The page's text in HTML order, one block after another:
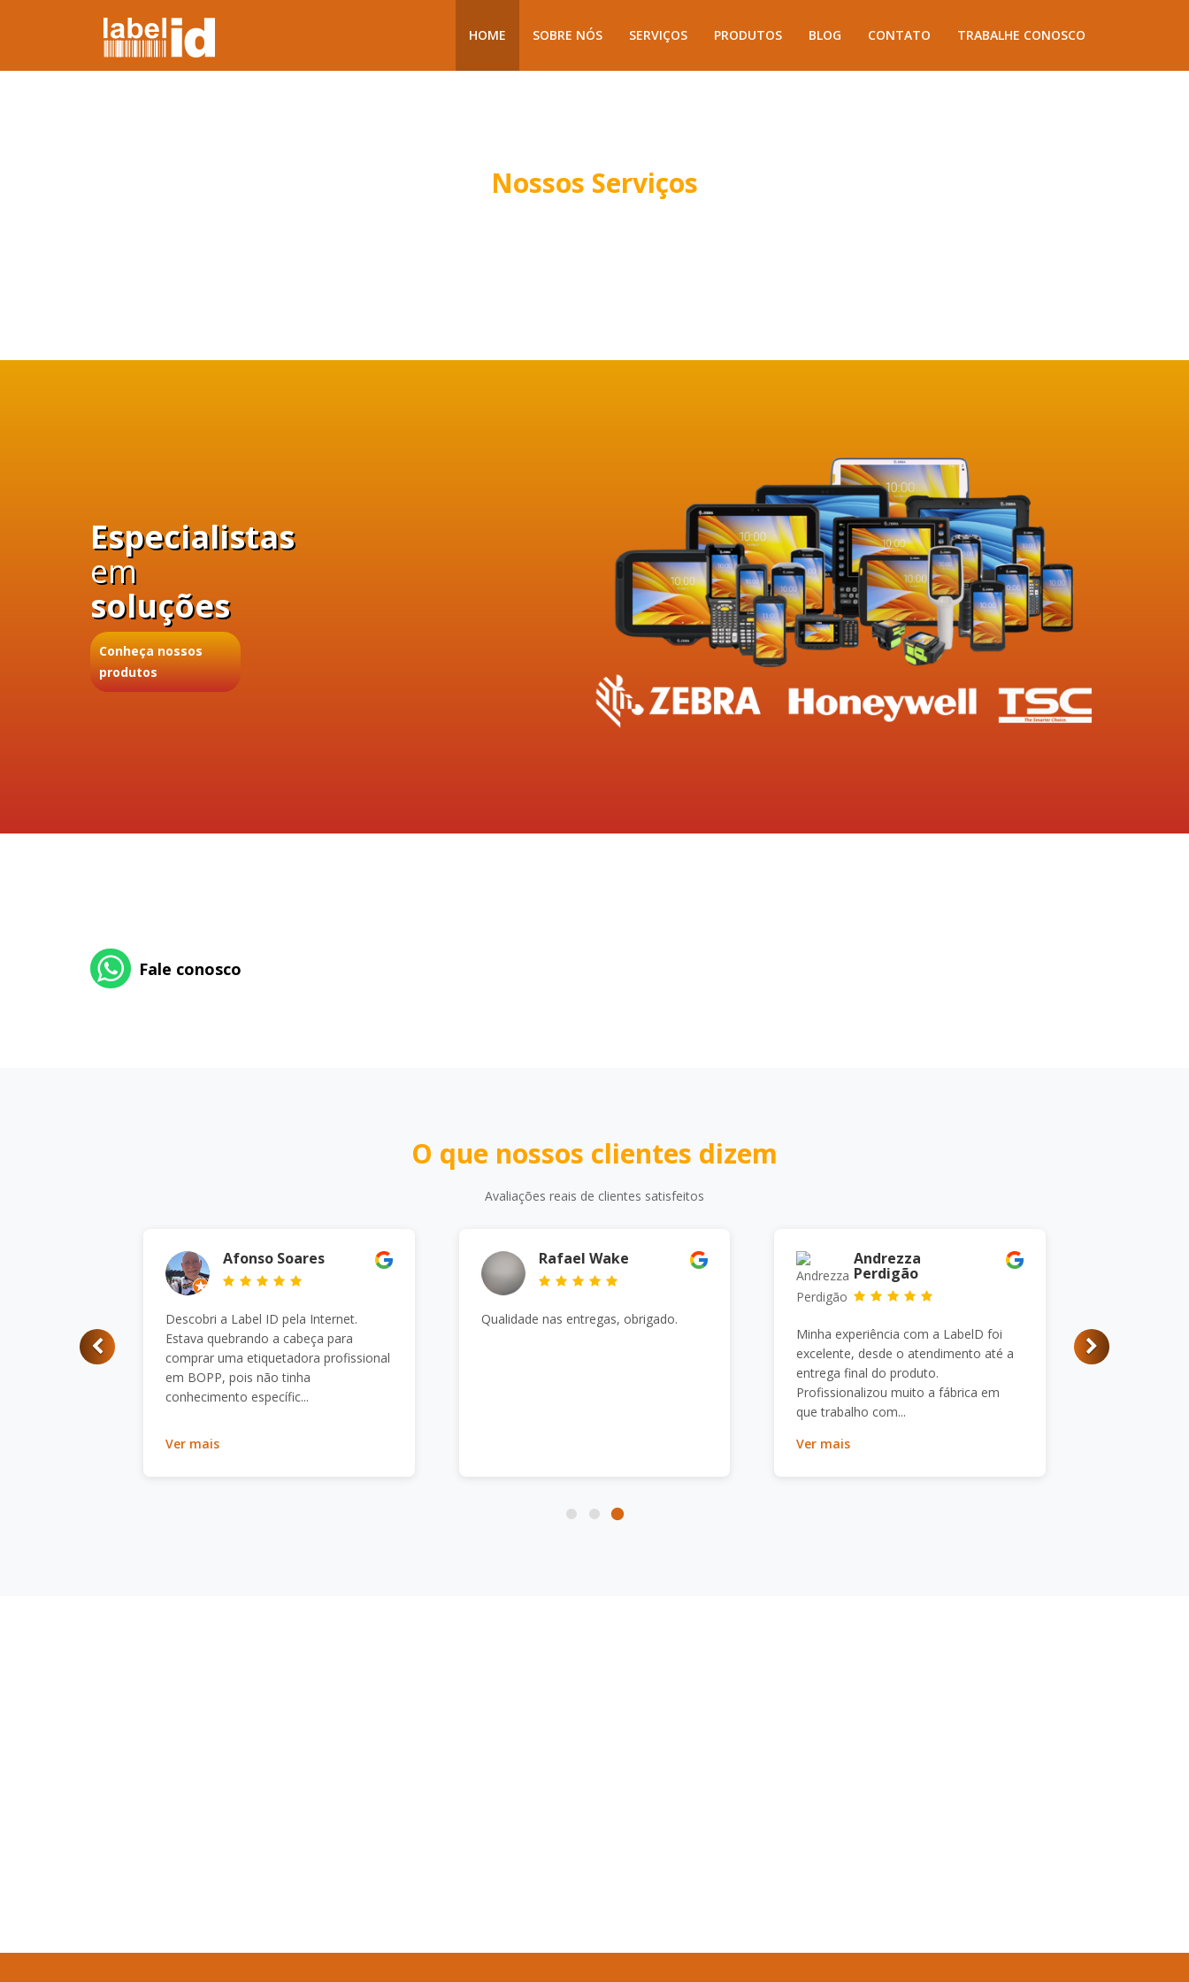
HOME SOBRE NÓS SERVIÇOS PRODUTOS BLOG CONTATO TRABALHE CONOSCO
Nossos Serviços
Especialistas
em
soluções
Conheça nossos
produtos
Fale conosco
O que nossos clientes dizem
Avaliações reais de clientes satisfeitos
Afonso Soares
Descobri a Label ID pela Internet.
Estava quebrando a cabeça para
comprar uma etiquetadora profissional
em BOPP, pois não tinha
conhecimento específic...
Ver mais
Rafael Wake
Qualidade nas entregas, obrigado.
Andrezza
Perdigão
Minha experiência com a LabelD foi
excelente, desde o atendimento até a
entrega final do produto.
Profissionalizou muito a fábrica em
que trabalho com...
Ver mais